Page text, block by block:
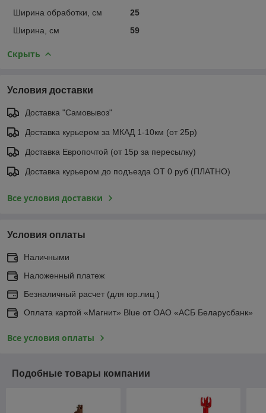
Ширина обработки, см
25
Ширина, см
59
Скрыть
Условия доставки
Доставка "Самовывоз"
Доставка курьером за МКАД 1-10км (от 25р)
Доставка Европочтой (от 15р за пересылку)
Доставка курьером до подъезда ОТ 0 руб (ПЛАТНО)
Все условия доставки
Условия оплаты
Наличными
Наложенный платеж
Безналичный расчет (для юр.лиц )
Оплата картой «Магнит» Blue от ОАО «АСБ Беларусбанк»
Все условия оплаты
Подобные товары компании